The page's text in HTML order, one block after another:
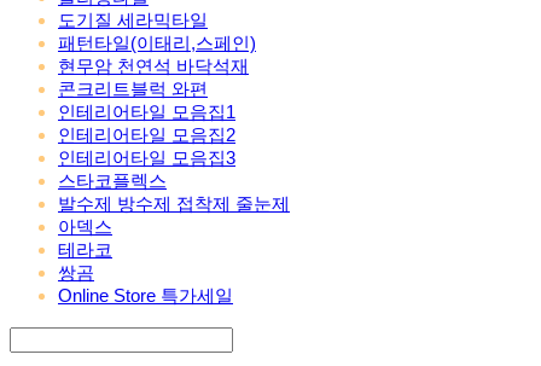
도기질 세라믹타일
패턴타일(이태리,스페인)
현무암 천연석 바닥석재
콘크리트블럭 와편
인테리어타일 모음집1
인테리어타일 모음집2
인테리어타일 모음집3
스타코플렉스
발수제 방수제 접착제 줄눈제
아덱스
테라코
쌍곰
Online Store 특가세일